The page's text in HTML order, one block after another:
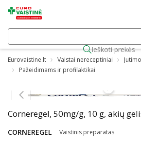
Ieškoti prekės
Eurovaistine.lt Vaistai nereceptiniai
Pažeidimams ir profilaktikai
Corneregel, 50mg/g, 10 g, akių
CORNEREGEL Vaistinis preparatas